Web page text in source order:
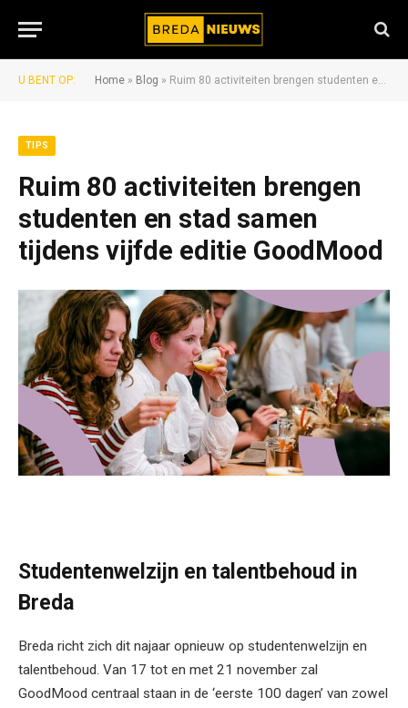
U BENT OP: Home » Blog » Ruim 80 activiteiten brengen studenten en stad samen tijdens vijfde editie GoodMood
TIPS
Ruim 80 activiteiten brengen
studenten en stad samen
tijdens vijfde editie GoodMood
Studentenwelzijn en talentbehoud in
Breda
Breda richt zich dit najaar opnieuw op studentenwelzijn en
talentbehoud. Van 17 tot en met 21 november zal
GoodMood centraal staan in de ‘eerste 100 dagen’ van zowel